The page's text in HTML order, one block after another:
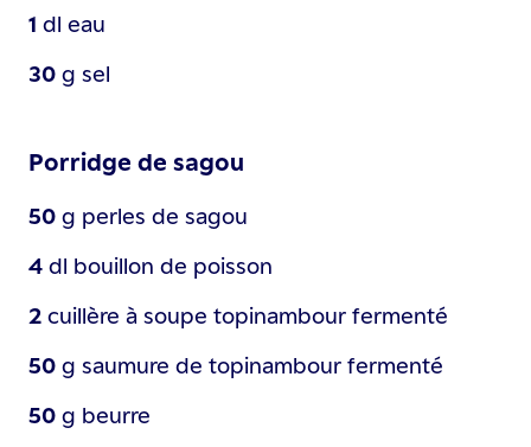
1 dl eau
30 g sel
Porridge de sagou
50 g perles de sagou
4 dl bouillon de poisson
2 cuillère à soupe topinambour fermenté
50 g saumure de topinambour fermenté
50 g beurre